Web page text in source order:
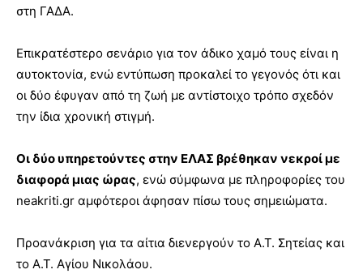
στη ΓΑΔΑ.
Επικρατέστερο σενάριο για τον άδικο χαμό τους είναι η
αυτοκτονία, ενώ εντύπωση προκαλεί το γεγονός ότι και
οι δύο έφυγαν από τη ζωή με αντίστοιχο τρόπο σχεδόν
την ίδια χρονική στιγμή.
Οι δύο υπηρετούντες στην ΕΛΑΣ βρέθηκαν νεκροί με
διαφορά μιας ώρας, ενώ σύμφωνα με πληροφορίες του
neakriti.gr αμφότεροι άφησαν πίσω τους σημειώματα.
Προανάκριση για τα αίτια διενεργούν το Α.Τ. Σητείας και
το Α.Τ. Αγίου Νικολάου.